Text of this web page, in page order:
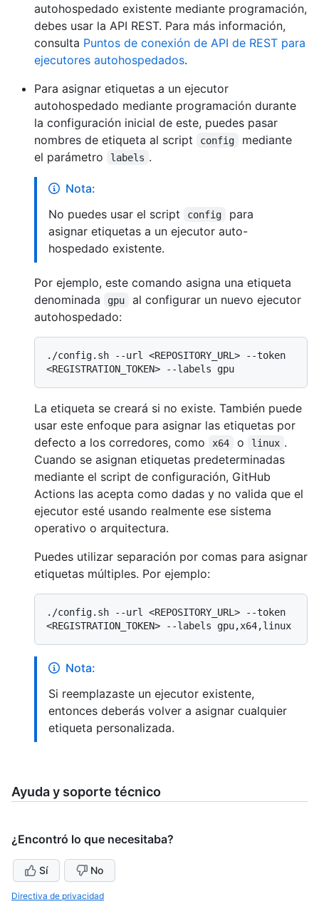
autohospedado existente mediante programación,
debes usar la API REST. Para más información,
consulta Puntos de conexión de API de REST para
ejecutores autohospedados.
Para asignar etiquetas a un ejecutor
autohospedado mediante programación durante
la configuración inicial de este, puedes pasar
nombres de etiqueta al script
config
mediante
el parámetro
labels .
Nota:
No puedes usar el script
config
para
asignar etiquetas a un ejecutor auto-
hospedado existente.
Por ejemplo, este comando asigna una etiqueta
denominada
gpu
al configurar un nuevo ejecutor
autohospedado:
./config.sh --url <REPOSITORY_URL> --token
La etiqueta se creará si no existe. También puede
usar este enfoque para asignar las etiquetas por
defecto a los corredores, como
x64 o linux .
Cuando se asignan etiquetas predeterminadas
mediante el script de configuración, GitHub
Actions las acepta como dadas y no valida que el
ejecutor esté usando realmente ese sistema
operativo o arquitectura.
Puedes utilizar separación por comas para asignar
etiquetas múltiples. Por ejemplo:
./config.sh --url <REPOSITORY_URL> --token
Nota:
Si reemplazaste un ejecutor existente,
entonces deberás volver a asignar cualquier
etiqueta personalizada.
Ayuda y soporte técnico
¿Encontró lo que necesitaba?
Sí No
Directiva de privacidad